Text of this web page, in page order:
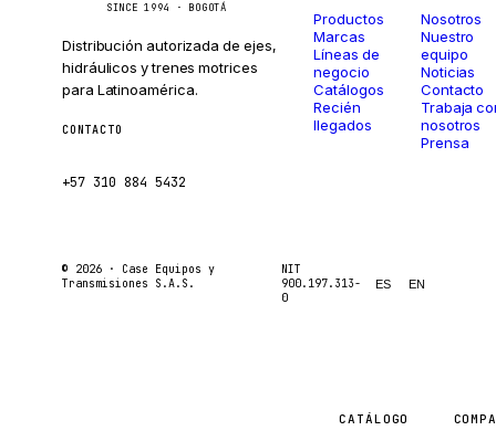
SINCE 1994 · BOGOTÁ
Distribución autorizada de ejes,
hidráulicos y trenes motrices
para Latinoamérica.
CONTACTO
+57 310 884 5432
Productos
Marcas
Líneas de
negocio
Catálogos
Recién
llegados
Nosotros
Nuestro
equipo
Noticias
Contacto
Trabaja
nosotros
Prensa
© 2026 · Case Equipos y
Transmisiones S.A.S.
NIT
900.197.313-
0
ES EN
CATÁLOGO